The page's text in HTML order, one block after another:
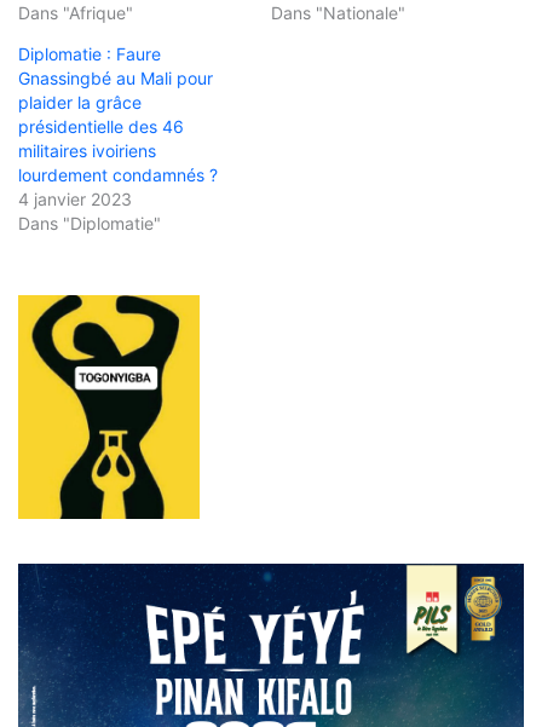
Dans "Afrique"
Dans "Nationale"
Diplomatie : Faure
Gnassingbé au Mali pour
plaider la grâce
présidentielle des 46
militaires ivoiriens
lourdement condamnés ?
4 janvier 2023
Dans "Diplomatie"